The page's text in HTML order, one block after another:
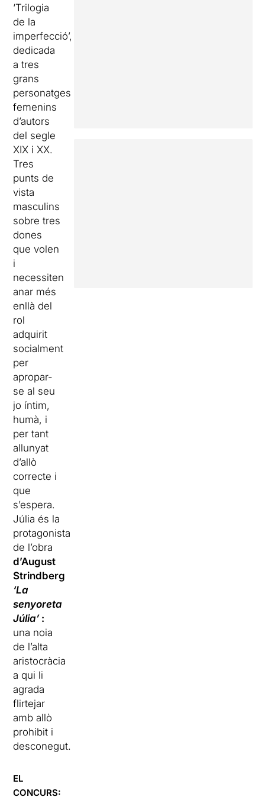
‘Trilogia
de la
imperfecció’,
dedicada
a tres
grans
personatges
femenins
d’autors
del segle
XIX i XX.
Tres
punts de
vista
masculins
sobre tres
dones
que volen
i
necessiten
anar més
enllà del
rol
adquirit
socialment
per
apropar-
se al seu
jo íntim,
humà, i
per tant
allunyat
d’allò
correcte i
que
s’espera.
Júlia és la
protagonista
de l’obra
d’August
Strindberg
‘La
senyoreta
Júlia’ :
una noia
de l’alta
aristocràcia
a qui li
agrada
flirtejar
amb allò
prohibit i
desconegut.
EL
CONCURS: